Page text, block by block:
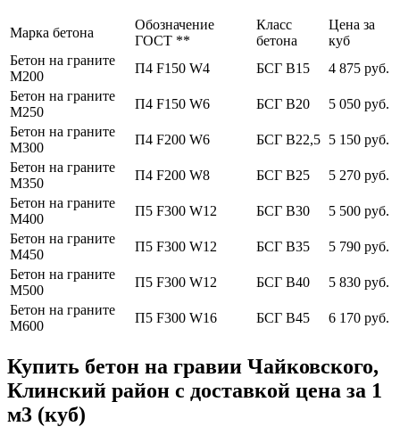
Марка бетона
Обозначение
ГОСТ **
Класс
бетона
Цена за
куб
Бетон на граните
М200
П4 F150 W4 БСГ В15
4 875 руб.
Бетон на граните
М250
П4 F150 W6 БСГ В20
5 050 руб.
Бетон на граните
М300
П4 F200 W6 БСГ В22,5 5 150 руб.
Бетон на граните
М350
П4 F200 W8 БСГ В25
5 270 руб.
Бетон на граните
М400
П5 F300 W12 БСГ В30
5 500 руб.
Бетон на граните
М450
П5 F300 W12 БСГ В35
5 790 руб.
Бетон на граните
М500
П5 F300 W12 БСГ В40
5 830 руб.
Бетон на граните
М600
П5 F300 W16 БСГ В45 6 170 руб.
Купить бетон на гравии Чайковского,
Клинский район с доставкой цена за 1
м3 (куб)